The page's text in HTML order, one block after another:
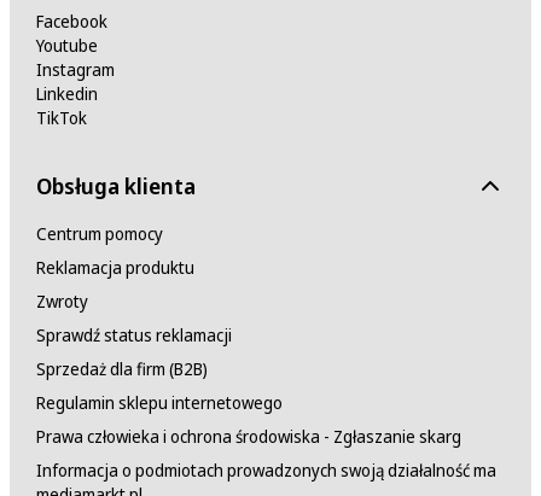
Facebook
Youtube
Instagram
Linkedin
TikTok
Obsługa klienta
Centrum pomocy
Reklamacja produktu
Zwroty
Sprawdź status reklamacji
Sprzedaż dla firm (B2B)
Regulamin sklepu internetowego
Prawa człowieka i ochrona środowiska - Zgłaszanie skarg
Informacja o podmiotach prowadzonych swoją działalność ma